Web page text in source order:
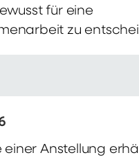
für eine
zu
einer Anstellung